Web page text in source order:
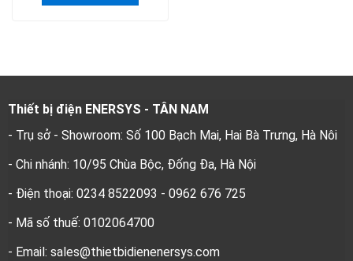
Thiết bị điện ENERSYS - TÂN NAM
- Trụ sở - Showroom: Số 100 Bạch Mai, Hai Bà Trưng, Hà Nôi
- Chi nhánh: 10/95 Chùa Bộc, Đống Đa, Hà Nội
- Điện thoại: 0234 8522093 - 0962 676 725
- Mã số thuế: 0102064700
- Email: sales@thietbidienenersys.com